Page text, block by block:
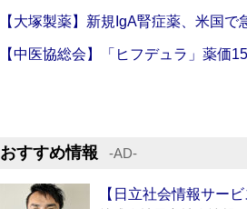
【大塚製薬】新規IgA腎症薬、米国で
【中医協総会】「ヒフデュラ」薬価
おすすめ情報 ‐AD‐
【日立社会情報サー